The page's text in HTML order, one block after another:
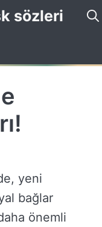
sözleri
yeni
bağlar
önemli